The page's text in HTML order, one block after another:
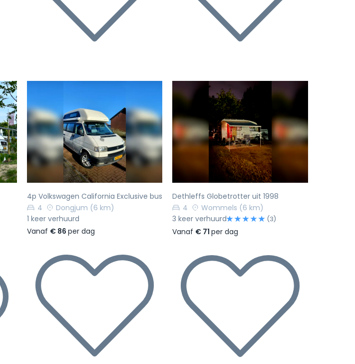
Volgende Vorige Volgende
4p Volkswagen California Exclusive bus
4
Dongjum (6 km)
1 keer verhuurd
Vanaf € 86 per dag
Vorige Volgende
Dethleffs Globetrotter uit 1998
4
Wommels (6 km)
3 keer verhuurd
(3)
Vanaf € 71per dag